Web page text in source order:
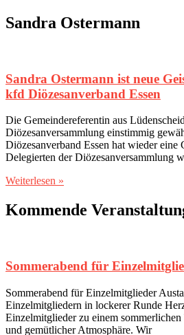
Sandra Ostermann
Sandra Ostermann ist neue
kfd Diözesanverband Essen
Die Gemeindereferentin aus
Diözesanversammlung einstimmig
Diözesanverband Essen hat wieder
Delegierten der Diözesanversammlung
Weiterlesen »
Kommende
Sommerabend für
Sommerabend für Einzelmitglieder
Einzelmitgliedern in lockerer Runde
Einzelmitglieder zu einem
und gemütlicher Atmosphäre. Wir